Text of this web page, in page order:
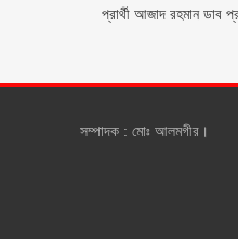
প্রার্থী আজাদ রহমান ডাব
সম্পাদক : মোঃ আলমগীর।